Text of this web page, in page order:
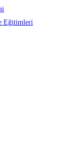
Eğitimleri